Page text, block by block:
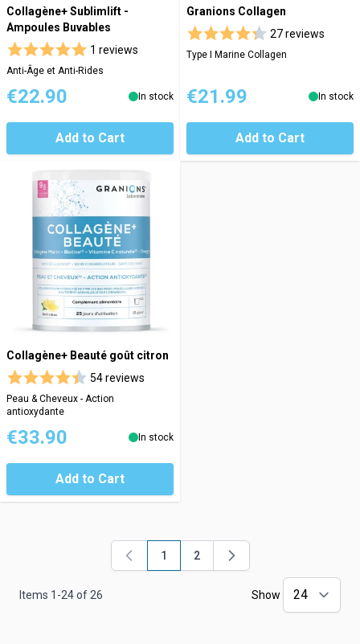
Collagène+ Sublimlift -
Ampoules Buvables
1 reviews
Anti-Âge et Anti-Rides
€22.90 In stock
Add to Cart
Granions Collagen
27 reviews
Type I Marine Collagen
€21.99 In stock
Add to Cart
Collagène+ Beauté goût citron
54 reviews
Peau & Cheveux - Action
antioxydante
€33.90 In stock
Add to Cart
Items 1 -24of 26
You're currently reading page
1
Page
2
Show